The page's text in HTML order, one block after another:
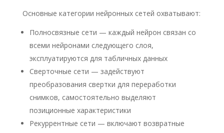
Основные категории нейронных сетей охватывают:
Полносвязные сети — каждый нейрон связан со
всеми нейронами следующего слоя,
эксплуатируются для табличных данных
Сверточные сети — задействуют
преобразования свертки для переработки
снимков, самостоятельно выделяют
позиционные характеристики
Рекуррентные сети — включают возвратные